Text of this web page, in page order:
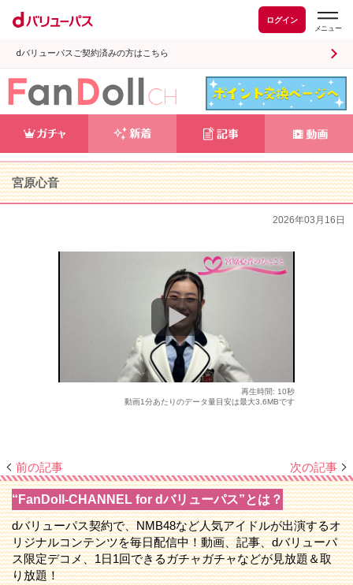
ログイン
dバリューパスご契約済みの方はこちら
宮原心音
2026年03月16日
再生時間: 10秒
動画1分あたりのデータ量目安は最大3.6MBです
前の記事 次の記事
“FanDoll-CHANNEL for dバリューパス”とは？
dバリューパス契約で、NMB48など人気アイドルが出演するオ
リジナルコンテンツを毎日配信中！動画、記事、dバリューパ
ス限定デコメ、1日1回できるガチャガチャなどが見放題＆取
り放題！